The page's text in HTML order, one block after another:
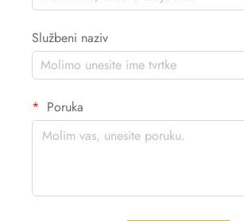
Službeni naziv
Poruka